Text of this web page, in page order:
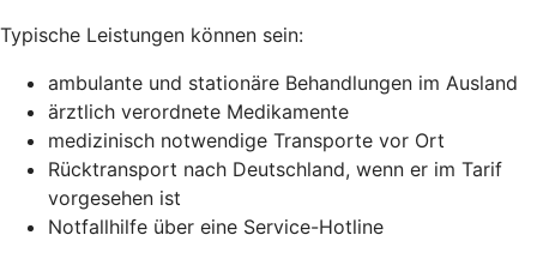
Typische Leistungen können sein:
ambulante und stationäre Behandlungen im Ausland
ärztlich verordnete Medikamente
medizinisch notwendige Transporte vor Ort
Rücktransport nach Deutschland, wenn er im Tarif
vorgesehen ist
Notfallhilfe über eine Service-Hotline